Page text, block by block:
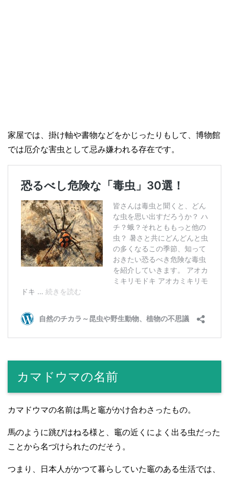
家屋では、掛け軸や書物などをかじったりもして、博物館
では厄介な害虫として忌み嫌われる存在です。
カマドウマの名前
カマドウマの名前は馬と竈がかけ合わさったもの。
馬のように跳びはねる様と、竈の近くによく出る虫だった
ことから名づけられたのだそう。
つまり、日本人がかつて暮らしていた竈のある生活では、